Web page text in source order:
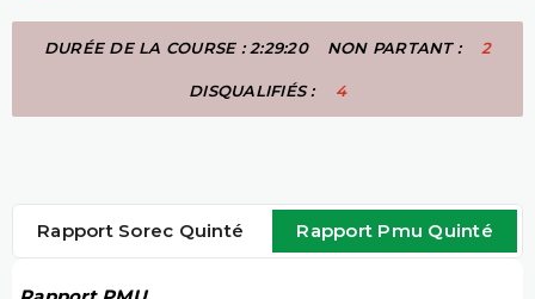
DURÉE DE LA COURSE : 2:29:20 NON PARTANT : 2
DISQUALIFIÉS : 4
Rapport Sorec Quinté Rapport Pmu Quinté